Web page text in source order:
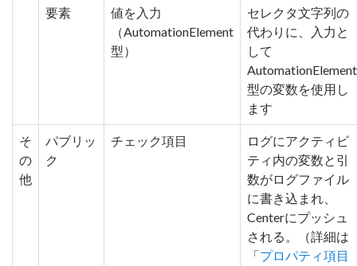
要素
値を入力
（AutomationElement
型）
セレクタ文字列の
代わりに、入力と
して
AutomationElement
型の変数を使用し
ます
そ
の
他
パブリッ
ク
チェック項目
ログにアクティビ
ティ内の変数と引
数がログファイル
に書き込まれ、
Centerにプッシュ
される。（詳細は
「プロパティ項目